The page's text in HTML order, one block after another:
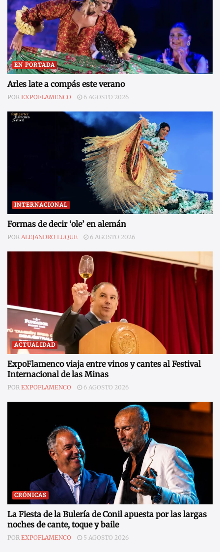
EN PORTADA
Arles late a compás este verano
POR EXPOFLAMENCO 6 AGOSTO 2026
INTERNACIONAL
Formas de decir ‘ole’ en alemán
POR ALEJANDRO LUQUE 6 AGOSTO 2026
ACTUALIDAD
ExpoFlamenco viaja entre vinos y cantes al Festival
Internacional de las Minas
POR EXPOFLAMENCO 6 AGOSTO 2026
CRÓNICAS
La Fiesta de la Bulería de Conil apuesta por las largas
noches de cante, toque y baile
POR EXPOFLAMENCO 5 AGOSTO 2026